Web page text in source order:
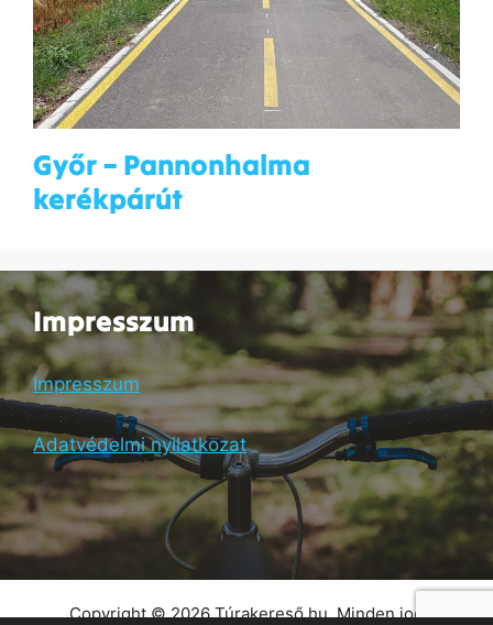
Győr – Pannonhalma
kerékpárút
Impresszum
Impresszum
Adatvédelmi nyilatkozat
Copyright © 2026 Túrakereső.hu. Minden jog